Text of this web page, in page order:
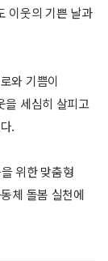
이웃의 기쁜 날과
와 기쁨이
을 세심히 살피고
.
위한 맞춤형
체 돌봄 실천에